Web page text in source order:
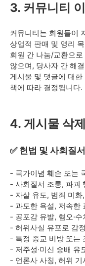
3. 커뮤니티
커뮤니티는 회원들이
상업적 판매 및 영리
회원 간 나눔/교환으
않으며, 당사자 간 해
게시물 및 댓글에 대
책에 따라 결정됩니다.
4. 게시물 삭
✅ 헌법 및 사회질
- 국가이념 훼손 또는
- 사회질서 조롱, 파괴
- 자살 유도, 범죄 미화
- 과도한 욕설, 저속한
- 공포감 유발, 혐오·
- 허위사실 유포로 감
- 특정 종교 비방 또는
- 저주성·미신 숭배 유
- 언론사 사칭, 허위 기